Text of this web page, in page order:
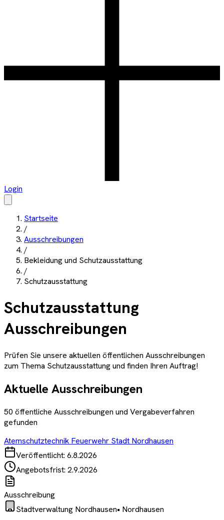
Login
Startseite
/
Ausschreibungen
/
Bekleidung und Schutzausstattung
/
Schutzausstattung
Schutzausstattung
Ausschreibungen
Prüfen Sie unsere aktuellen öffentlichen Ausschreibungen
zum Thema Schutzausstattungund finden Ihren Auftrag!
Aktuelle Ausschreibungen
50 öffentliche Ausschreibungen und Vergabeverfahren
gefunden
Atemschutztechnik Feuerwehr Stadt Nordhausen
Veröffentlicht: 6.8.2026
Angebotsfrist: 2.9.2026
Ausschreibung
Stadtverwaltung Nordhausen• Nordhausen